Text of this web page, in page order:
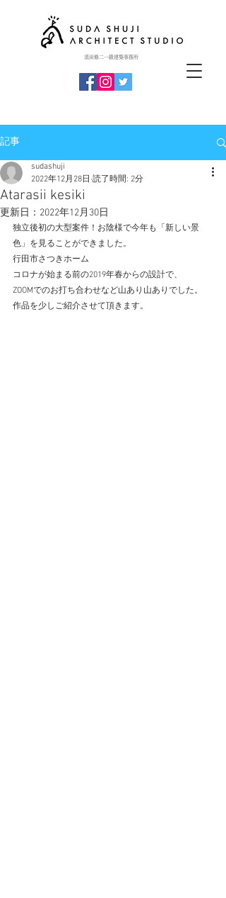
​須田修二一級建築事務所
記事
Atarasii kesiki
sudashuji
2022年12月28日 読了時間: 2分
更新日： 2022年12月30日
独立後初の大型案件！お陰様で今年も「新しい景
色」を見ることができました。
行田市さつきホーム
コロナが始まる前の2019年春からの設計で、
ZOOMでのお打ち合わせなど山あり山ありでした。
作品を少しご紹介させて頂きます。